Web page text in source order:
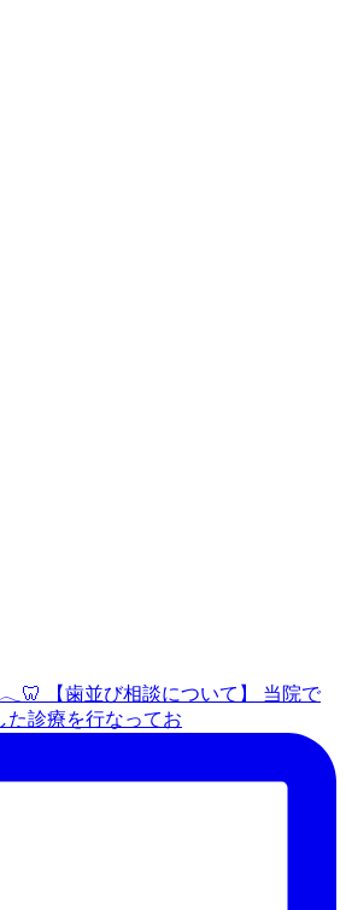
【歯並び相談について】 当院で
た診療を行なってお